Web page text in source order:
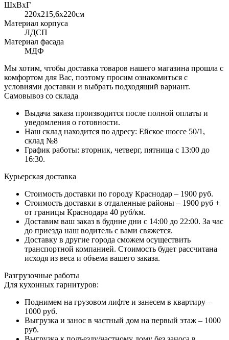
ШхВхГ
220x215,6х220см
Материал корпуса
ЛДСП
Материал фасада
МДФ
Мы хотим, чтобы доставка товаров нашего магазина прошла с
комфортом для Вас, поэтому просим ознакомиться с
условиями доставки и выбрать подходящий вариант.
Самовывоз со склада
Выдача заказа производится после полной оплаты и
уведомления о готовности.
Наш склад находится по адресу: Ейское шоссе 50/1,
склад №8
График работы: вторник, четверг, пятница с 13:00 до
16:30.
Курьерская доставка
Стоимость доставки по городу Краснодар – 1900 руб.
Стоимость доставки в отдаленные районы – 1900 руб +
от границы Краснодара 40 руб/км.
Доставим ваш заказ в будние дни с 14:00 до 22:00. За час
до приезда наш водитель с вами свяжется.
Доставку в другие города сможем осуществить
транспортной компанией. Стоимость будет рассчитана
исходя из веса и объема вашего заказа.
Разгрузочные работы
Для кухонных гарнитуров:
Поднимем на грузовом лифте и занесем в квартиру –
1000 руб.
Выгрузка и занос в частный дом на первый этаж – 1000
руб.